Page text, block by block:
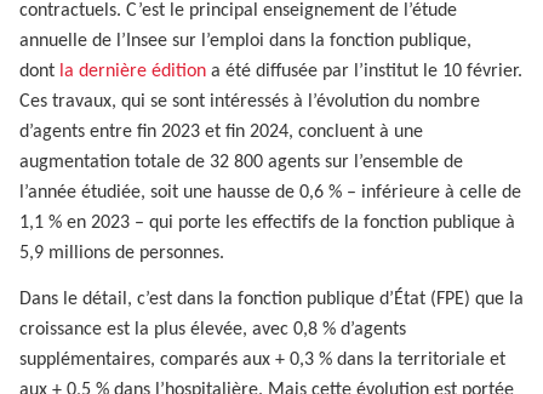
contractuels. C’est le principal enseignement de l’étude
annuelle de l’Insee sur l’emploi dans la fonction publique,
dont la dernière édition a été diffusée par l’institut le 10 février.
Ces travaux, qui se sont intéressés à l’évolution du nombre
d’agents entre fin 2023 et fin 2024, concluent à une
augmentation totale de 32 800 agents sur l’ensemble de
l’année étudiée, soit une hausse de 0,6 % – inférieure à celle de
1,1 % en 2023 – qui porte les effectifs de la fonction publique à
5,9 millions de personnes.
Dans le détail, c’est dans la fonction publique d’État (FPE) que la
croissance est la plus élevée, avec 0,8 % d’agents
supplémentaires, comparés aux + 0,3 % dans la territoriale et